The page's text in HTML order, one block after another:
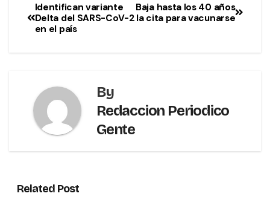
Baja hasta los 40 años
la cita para vacunarse
Identifican variante
Delta del SARS-CoV-2
en el país
By
Redaccion Periodico
Gente
Related Post